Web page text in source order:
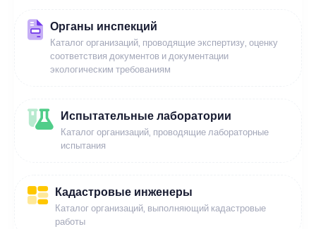
Органы инспекций
Каталог организаций, проводящие экспертизу, оценку
соответствия документов и документации
экологическим требованиям
Испытательные лаборатории
Каталог организаций, проводящие лабораторные
испытания
Кадастровые инженеры
Каталог организаций, выполняющий кадастровые
работы